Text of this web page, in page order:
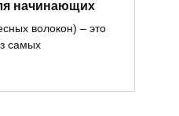
начинающих
волокон) – это
самых